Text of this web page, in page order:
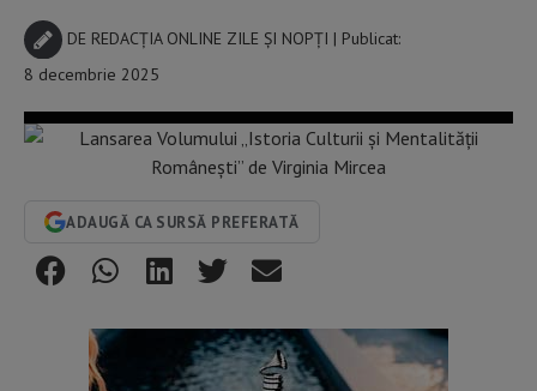
DE REDACȚIA ONLINE ZILE ȘI NOPȚI | Publicat:
8 decembrie 2025
ADAUGĂ CA SURSĂ PREFERATĂ